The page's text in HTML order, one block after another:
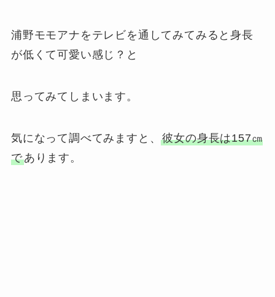
浦野モモアナをテレビを通してみてみると身長
が低くて可愛い感じ？と
思ってみてしまいます。
気になって調べてみますと、彼女の身長は157㎝
であります。